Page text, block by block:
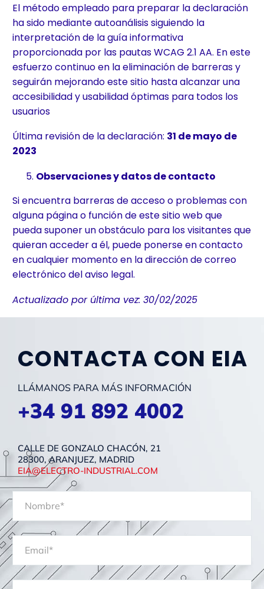
El método empleado para preparar la declaración
ha sido mediante autoanálisis siguiendo la
interpretación de la guía informativa
proporcionada por las pautas WCAG 2.1 AA. En este
esfuerzo continuo en la eliminación de barreras y
seguirán mejorando este sitio hasta alcanzar una
accesibilidad y usabilidad óptimas para todos los
usuarios
Última revisión de la declaración: 31 de mayo de
2023
Observaciones y datos de contacto
Si encuentra barreras de acceso o problemas con
alguna página o función de este sitio web que
pueda suponer un obstáculo para los visitantes que
quieran acceder a él, puede ponerse en contacto
en cualquier momento en la dirección de correo
electrónico del aviso legal.
Actualizado por última vez: 30/02/2025
CONTACTA CON EIA
LLÁMANOS PARA MÁS INFORMACIÓN
+34 91 892 4002
CALLE DE GONZALO CHACÓN, 21
28300, ARANJUEZ, MADRID
EIA@ELECTRO-INDUSTRIAL.COM